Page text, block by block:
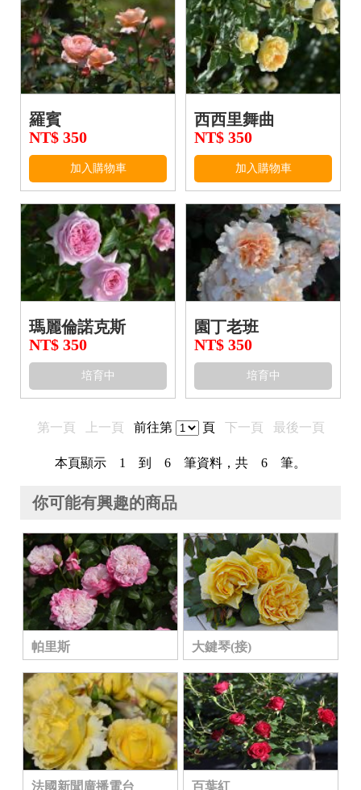
羅賓
NT$ 350
加入購物車
西西里舞曲
NT$ 350
加入購物車
瑪麗倫諾克斯
NT$ 350
培育中
園丁老班
NT$ 350
培育中
第一頁 上一頁 前往第 頁 下一頁 最後一頁
本頁顯示 1 到 6 筆資料，共 6 筆。
你可能有興趣的商品
帕里斯 大鍵琴(接)
法國新聞廣播電台 百葉紅